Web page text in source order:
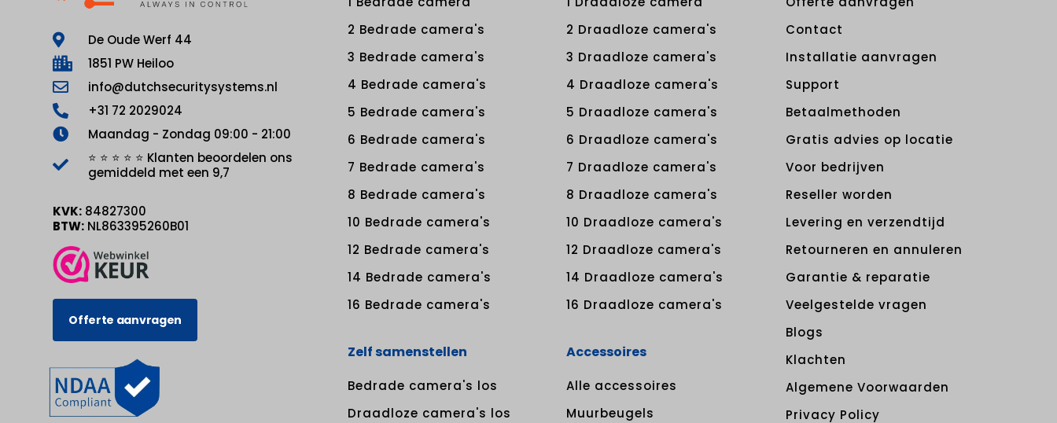
De Oude Werf 44
1851 PW Heiloo
info@dutchsecuritysystems.nl
+31 72 2029024
Maandag - Zondag 09:00 - 21:00
⭐ ⭐ ⭐ ⭐ ⭐ Klanten beoordelen ons
gemiddeld met een 9,7
KVK: 84827300
BTW: NL863395260B01
Offerte aanvragen
2 Bedrade camera's
3 Bedrade camera's
4 Bedrade camera's
5 Bedrade camera's
6 Bedrade camera's
7 Bedrade camera's
8 Bedrade camera's
10 Bedrade camera's
12 Bedrade camera's
14 Bedrade camera's
16 Bedrade camera's
Zelf samenstellen
Bedrade camera's los
Draadloze camera's los
2 Draadloze camera's
3 Draadloze camera's
4 Draadloze camera's
5 Draadloze camera's
6 Draadloze camera's
7 Draadloze camera's
8 Draadloze camera's
10 Draadloze camera's
12 Draadloze camera's
14 Draadloze camera's
16 Draadloze camera's
Accessoires
Alle accessoires
Muurbeugels
Contact
Installatie aanvragen
Support
Betaalmethoden
Gratis advies op locatie
Voor bedrijven
Reseller worden
Levering en verzendtijd
Retourneren en annuleren
Garantie & reparatie
Veelgestelde vragen
Blogs
Klachten
Algemene Voorwaarden
Privacy Policy